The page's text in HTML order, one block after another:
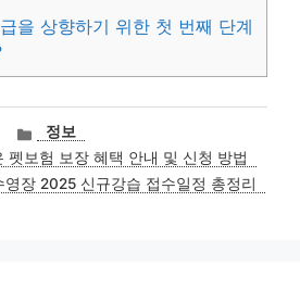
을 상향하기 위한 첫 번째 단계
카
테
고
리
정보
펫보험 보장 혜택 안내 및 신청 방법
영장 2025 신규강습 접수일정 총정리